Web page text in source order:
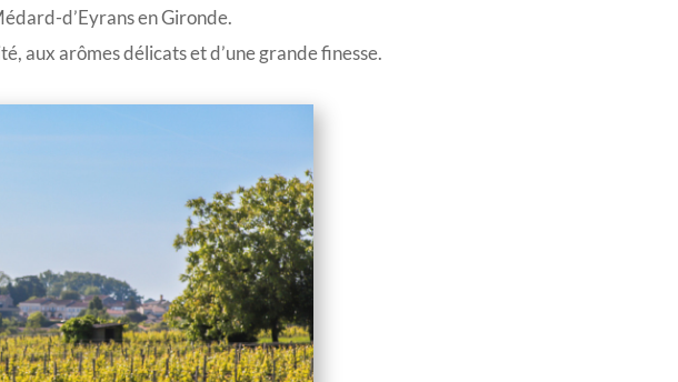
d’Eyrans en Gironde.
aux arômes délicats et d’une grande finesse.